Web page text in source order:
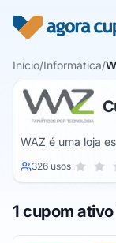
Início/Informática/
WAZ é uma loja
desempenho
home, itens
TV e áudio,
326 usosSua
2
1
1 cupom